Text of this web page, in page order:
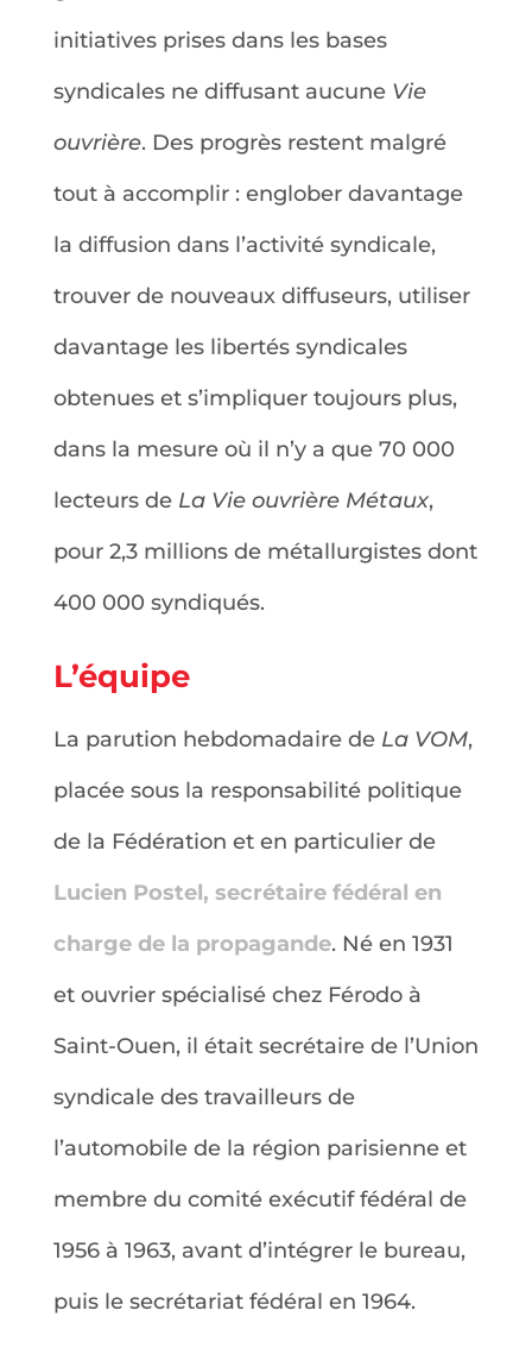
initiatives prises dans les bases
syndicales ne diffusant aucune Vie
ouvrière. Des progrès restent malgré
tout à accomplir : englober davantage
la diffusion dans l’activité syndicale,
trouver de nouveaux diffuseurs, utiliser
davantage les libertés syndicales
obtenues et s’impliquer toujours plus,
dans la mesure où il n’y a que 70 000
lecteurs de La Vie ouvrière Métaux,
pour 2,3 millions de métallurgistes dont
400 000 syndiqués.
L’équipe
La parution hebdomadaire de La VOM,
placée sous la responsabilité politique
de la Fédération et en particulier de
Lucien Postel, secrétaire fédéral en
charge de la propagande. Né en 1931
et ouvrier spécialisé chez Férodo à
Saint-Ouen, il était secrétaire de l’Union
syndicale des travailleurs de
l’automobile de la région parisienne et
membre du comité exécutif fédéral de
1956 à 1963, avant d’intégrer le bureau,
puis le secrétariat fédéral en 1964.